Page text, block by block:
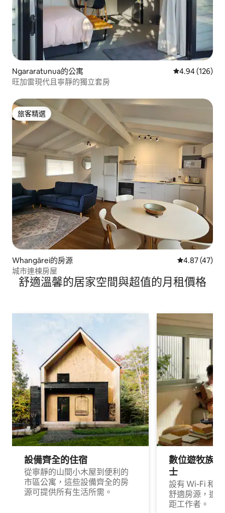
Ngararatunua的公寓 從 126 則評價
4.94 (126)
旺加雷現代且寧靜的獨立套房
旅客精選
旅客精選
Whangārei的房源 從 47 則評價
4.87 (47)
城市連棟房屋
舒適溫馨的居家空間與超值的月租價格
設備齊全的住宿
從寧靜的山間小木屋到便利的
市區公寓，這些設備齊全的房
源可提供所有生活所需。
數位遊牧族
士
設有 Wi-Fi 和
舒適房源，適
距工作者。